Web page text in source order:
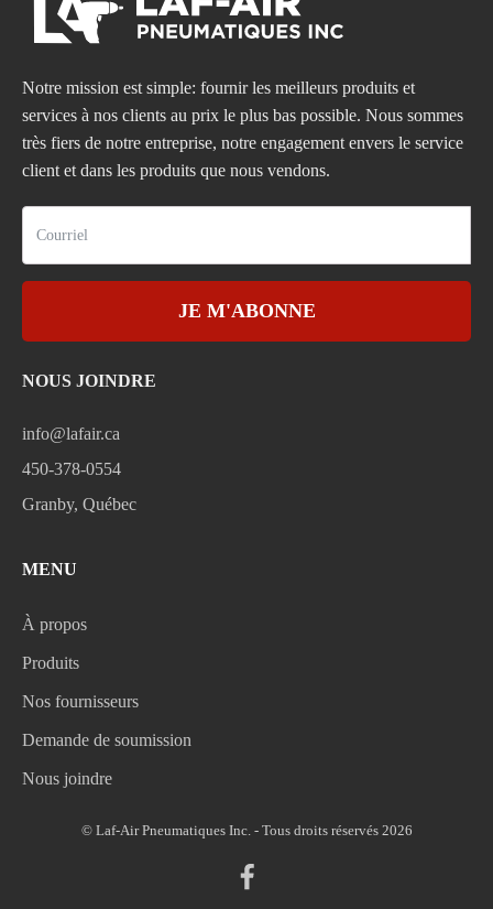
Notre mission est simple: fournir les meilleurs produits et
services à nos clients au prix le plus bas possible. Nous sommes
très fiers de notre entreprise, notre engagement envers le service
client et dans les produits que nous vendons.
JE M'ABONNE
NOUS JOINDRE
info@lafair.ca
450-378-0554
Granby, Québec
MENU
À propos
Produits
Nos fournisseurs
Demande de soumission
Nous joindre
© Laf-Air Pneumatiques Inc. - Tous droits réservés 2026